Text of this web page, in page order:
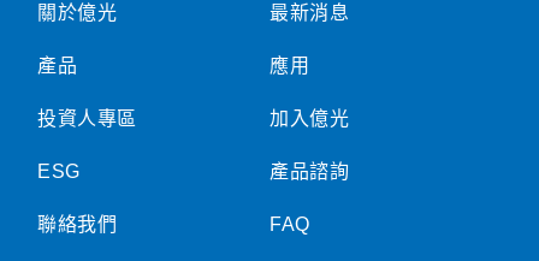
關於億光
產品
投資人專區
ESG
聯絡我們
最新消息
應用
加入億光
產品諮詢
FAQ